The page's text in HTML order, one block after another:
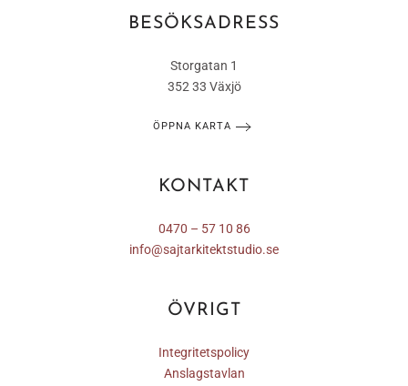
BESÖKSADRESS
Storgatan 1
352 33 Växjö
ÖPPNA KARTA
KONTAKT
0470 – 57 10 86
info@sajtarkitektstudio.se
ÖVRIGT
Integritetspolicy
Anslagstavlan